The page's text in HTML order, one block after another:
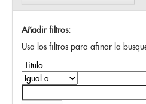
Añadir filtros:
Usa los filtros para afinar la